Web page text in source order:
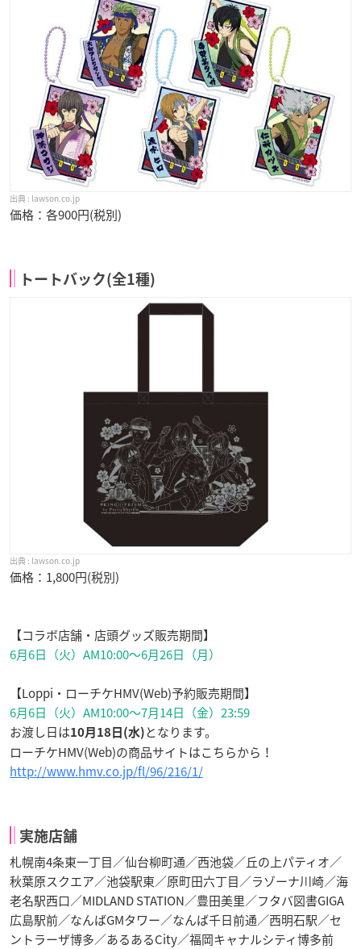
lawson.co.jp
価格：各900円(税別)
トートバック(全1種)
lawson.co.jp
価格：1,800円(税別)
【コラボ店舗・店頭グッズ販売期間】
6月6日（火）AM10:00～6月26日（月）
【Loppi・ローチケHMV(Web)予約販売期間】
6月6日（火）AM10:00～7月14日（金）23:59
お渡し日は1 0月18日(水) となります。
ローチケHMV(Web)の商品サイトはこちらから！
http://www.hmv.co.jp/fl/96/216/1/
実施店舗
札幌南4条東一丁目／仙台柳町通／西池袋／丘の上パティオ／
秋葉原スクエア／池袋駅東／原町田六丁目／ラゾーナ川崎／海
老名駅西口／MIDLAND STATION／豊田美里／フタバ図書GIGA
広島駅前／なんばGMタワー／なんば千日前通／西明石駅／セ
ントラーザ博多／あるあるCity／福岡キャナルシティ博多前